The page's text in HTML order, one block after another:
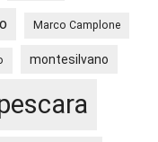
Marco Camplone
montesilvano